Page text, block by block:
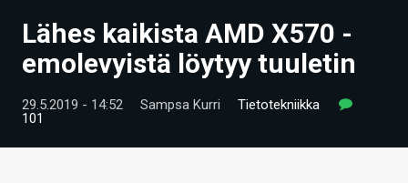
UUTISET
VIDEOT
Lähes kaikista AMD X570 -
emolevyistä löytyy tuuletin
29.5.2019 - 14:52 Sampsa Kurri
Tietotekniikka
101